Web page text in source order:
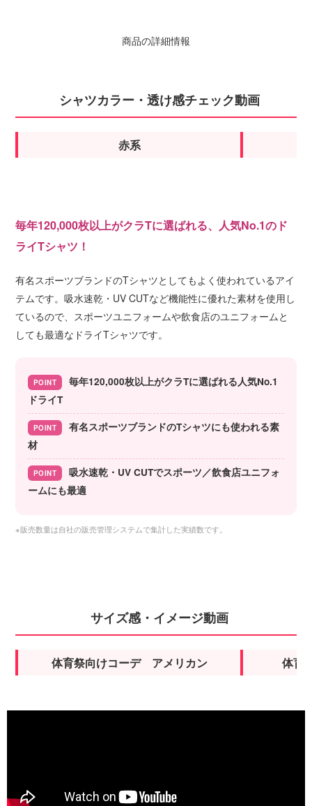
商品の詳細情報
シャツカラー・透け感チェック動画
赤系
毎年120,000枚以上がクラTに選ばれる、 人気No.1のド
ライTシャツ ！
有名スポーツブランドのTシャツとしてもよく使われているアイ
テムです。吸水速乾・UV CUTなど機能性に優れた素材を使用し
ているので、スポーツユニフォームや飲食店のユニフォームと
しても最適なドライTシャツです。
POINT
毎年120,000枚以上がクラTに選ばれる人気No.1
ドライT
POINT
有名スポーツブランドのTシャツにも使われる素
材
POINT
吸水速乾・UV CUTでスポーツ／飲食店ユニフォ
ームにも最適
※販売数量は自社の販売管理システムで集計した実績数です。
サイズ感・イメージ動画
体育祭向けコーデ アメリカン 体育